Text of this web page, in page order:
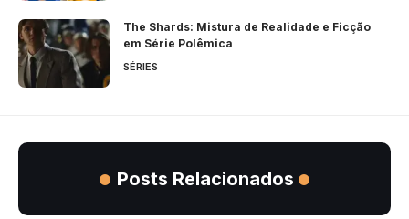
The Shards: Mistura de Realidade e Ficção
em Série Polêmica
SÉRIES
Posts Relacionados